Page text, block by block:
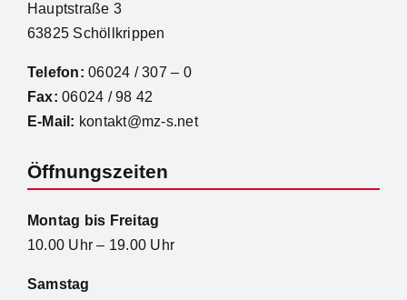
Hauptstraße 3
63825 Schöllkrippen
Telefon: 06024 / 307 – 0
Fax: 06024 / 98 42
E-Mail: kontakt@mz-s.net
Öffnungszeiten
Montag bis Freitag
10.00 Uhr – 19.00 Uhr
Samstag